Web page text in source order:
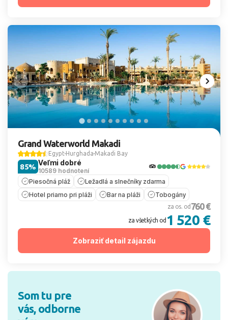
Grand Waterworld Makadi
Egypt Hurghada Makadi Bay
Veľmi dobré
10589 hodnotení
85%
Piesočná pláž
Ležadlá a slnečníky zdarma
Hotel priamo pri pláži
Bar na pláži Tobogány
za os. od 760 €
za všetkých od 1 520 €
Zobraziť detail zájazdu
Som tu pre
vás, odborne